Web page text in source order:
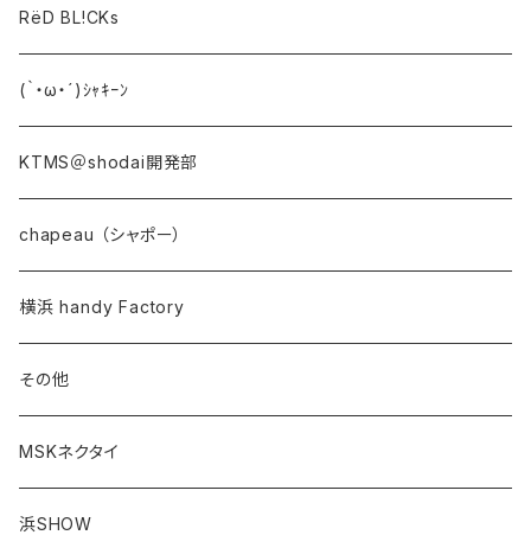
RëD BL!CKs
(｀・ω・´)ｼｬｷｰﾝ
KTMS＠shodai開発部
chapeau （シャポー）
横浜 handy Factory
その他
MSKネクタイ
浜SHOW